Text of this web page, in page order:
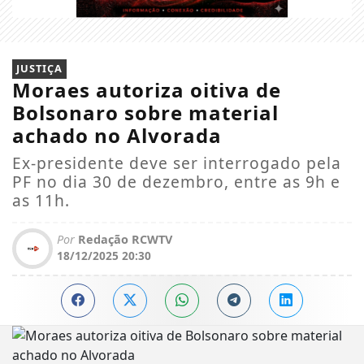
JUSTIÇA
Moraes autoriza oitiva de
Bolsonaro sobre material
achado no Alvorada
Ex-presidente deve ser interrogado pela
PF no dia 30 de dezembro, entre as 9h e
as 11h.
Por Redação RCWTV
18/12/2025 20:30